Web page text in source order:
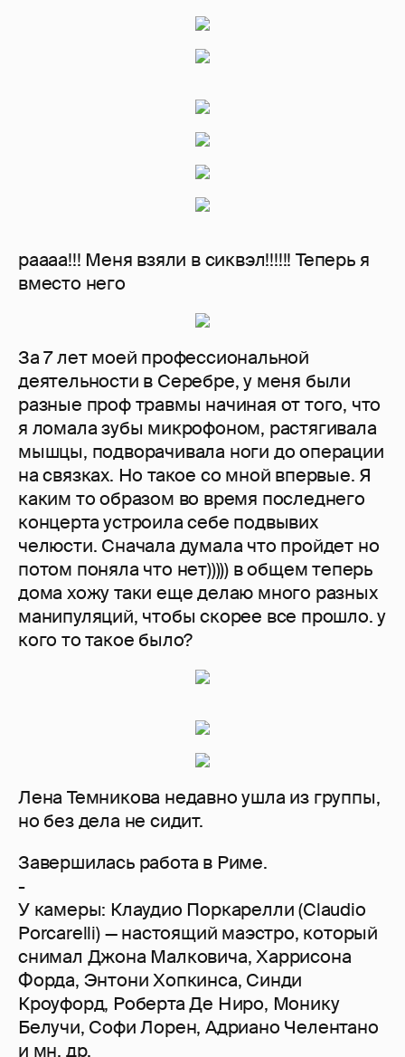
раааа!!! Меня взяли в сиквэл!!!!!! Теперь я
вместо него
За 7 лет моей профессиональной
деятельности в Серебре, у меня были
разные проф травмы начиная от того, что
я ломала зубы микрофоном, растягивала
мышцы, подворачивала ноги до операции
на связках. Но такое со мной впервые. Я
каким то образом во время последнего
концерта устроила себе подвывих
челюсти. Сначала думала что пройдет но
потом поняла что нет))))) в общем теперь
дома хожу таки еще делаю много разных
манипуляций, чтобы скорее все прошло. у
кого то такое было?
Лена Темникова недавно ушла из группы,
но без дела не сидит.
Завершилась работа в Риме.
-
У камеры: Клаудио Поркарелли (Claudio
Porcarelli) — настоящий маэстро, который
снимал Джона Малковича, Харрисона
Форда, Энтони Хопкинса, Синди
Кроуфорд, Роберта Де Ниро, Монику
Белучи, Софи Лорен, Адриано Челентано
и мн. др.